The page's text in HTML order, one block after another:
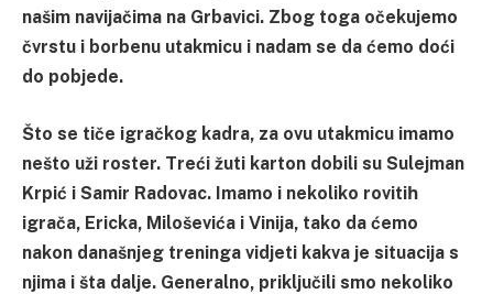
našim navijačima na Grbavici. Zbog toga očekujemo
čvrstu i borbenu utakmicu i nadam se da ćemo doći
do pobjede.
Što se tiče igračkog kadra, za ovu utakmicu imamo
nešto uži roster. Treći žuti karton dobili su Sulejman
Krpić i Samir Radovac. Imamo i nekoliko rovitiһ
igrača, Ericka, Miloševića i Vinija, tako da ćemo
nakon današnjeg treninga vidjeti kakva je situacija s
njima i šta dalje. Generalno, priključili smo nekoliko